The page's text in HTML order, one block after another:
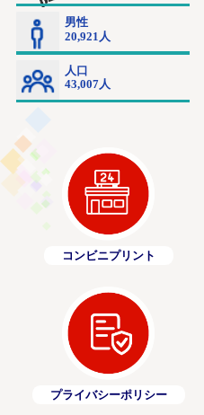
コンビニプリント
プライバシーポリシー